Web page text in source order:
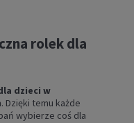
rolek dla
dzieci w
. Dzięki temu każde
wybierze coś dla